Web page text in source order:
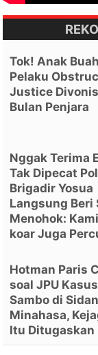
Tok! Anak
Pelaku
Justice
Bulan Penjara
Nggak Terima
Tak Dipecat
Brigadir Yosua
Langsung Beri
Menohok:
koar Juga
Hotman Paris
soal JPU
Sambo di
Minahasa,
Itu Ditugaskan